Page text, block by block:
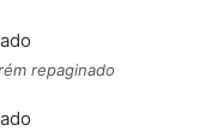
repaginado